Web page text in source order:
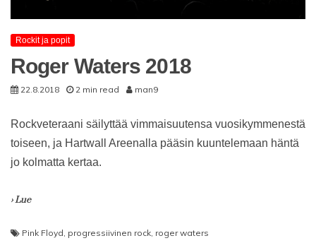
Rockit ja popit
Roger Waters 2018
22.8.2018 2 min read man9
Rockveteraani säilyttää vimmaisuutensa vuosikymmenestä
toiseen, ja Hartwall Areenalla pääsin kuuntelemaan häntä
jo kolmatta kertaa.
› Lue
Pink Floyd progressiivinen rock roger waters